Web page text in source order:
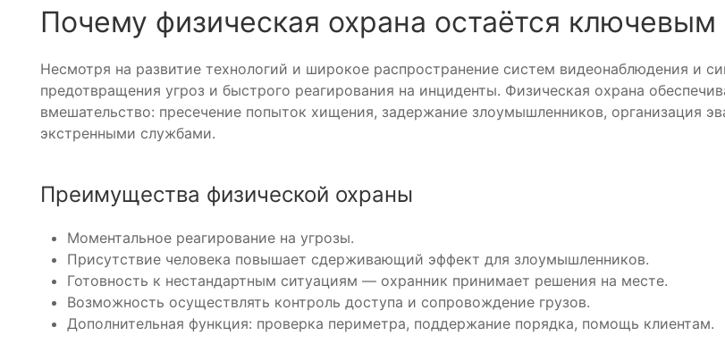
Почему физическая охрана остаётся
Несмотря на развитие технологий и широкое распространение систем видеонаблюдения и
предотвращения угроз и быстрого реагирования на инциденты. Физическая охрана
вмешательство: пресечение попыток хищения, задержание злоумышленников, организация
экстренными службами.
Преимущества физической охраны
Моментальное реагирование на угрозы.
Присутствие человека повышает сдерживающий эффект для злоумышленников.
Готовность к нестандартным ситуациям — охранник принимает решения на месте.
Возможность осуществлять контроль доступа и сопровождение грузов.
Дополнительная функция: проверка периметра, поддержание порядка, помощь клиентам.